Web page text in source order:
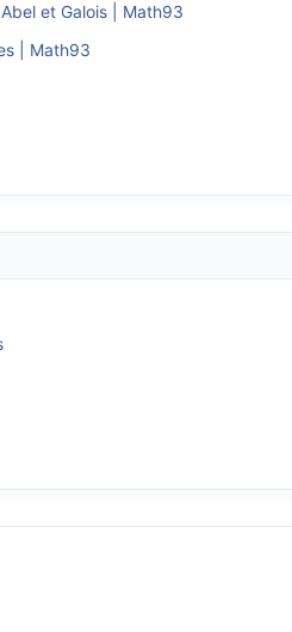
et Galois | Math93
| Math93